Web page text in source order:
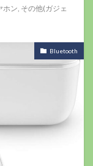
ホン, その他(ガジェ
Bluetooth